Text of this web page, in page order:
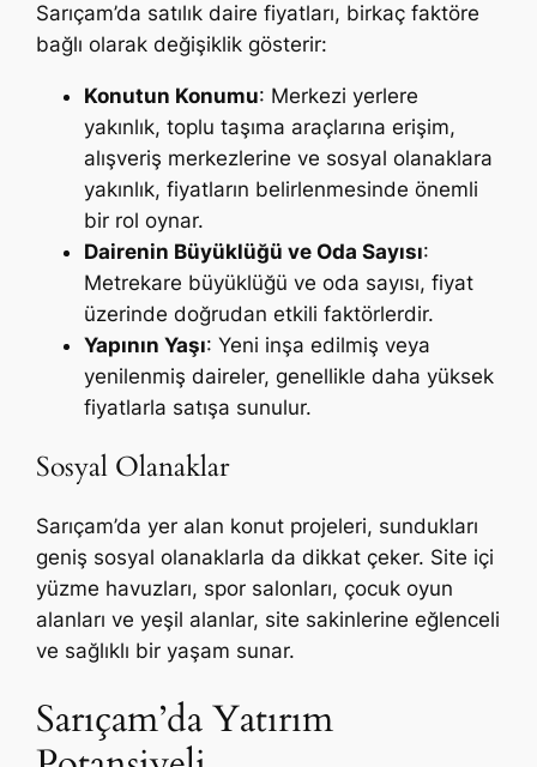
Sarıçam’da satılık daire fiyatları, birkaç faktöre
bağlı olarak değişiklik gösterir:
Konutun Konumu: Merkezi yerlere
yakınlık, toplu taşıma araçlarına erişim,
alışveriş merkezlerine ve sosyal olanaklara
yakınlık, fiyatların belirlenmesinde önemli
bir rol oynar.
Dairenin Büyüklüğü ve Oda Sayısı:
Metrekare büyüklüğü ve oda sayısı, fiyat
üzerinde doğrudan etkili faktörlerdir.
Yapının Yaşı: Yeni inşa edilmiş veya
yenilenmiş daireler, genellikle daha yüksek
fiyatlarla satışa sunulur.
Sosyal Olanaklar
Sarıçam’da yer alan konut projeleri, sundukları
geniş sosyal olanaklarla da dikkat çeker. Site içi
yüzme havuzları, spor salonları, çocuk oyun
alanları ve yeşil alanlar, site sakinlerine eğlenceli
ve sağlıklı bir yaşam sunar.
Sarıçam’da Yatırım